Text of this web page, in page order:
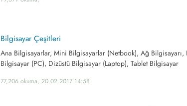
Bilgisayar Çeşitleri
Ana Bilgisayarlar, Mini Bilgisayarlar (Netbook), Ağ Bilgisayarı,
Bilgisayar (PC), Dizüstü Bilgisayar (Laptop), Tablet Bilgisayar
77,206 okuma, 20.02.2017 14:58